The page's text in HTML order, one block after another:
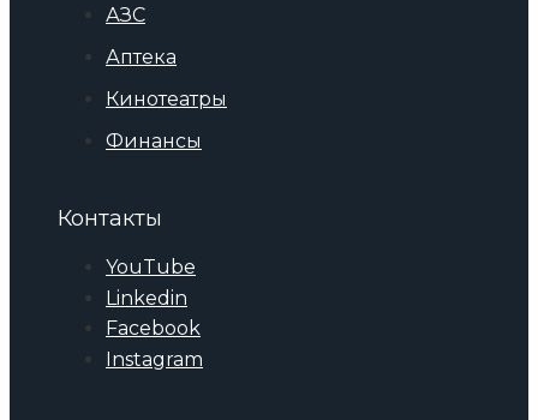
АЗС
Аптека
Кинотеатры
Финансы
Контакты
YouTube
Linkedin
Facebook
Instagram